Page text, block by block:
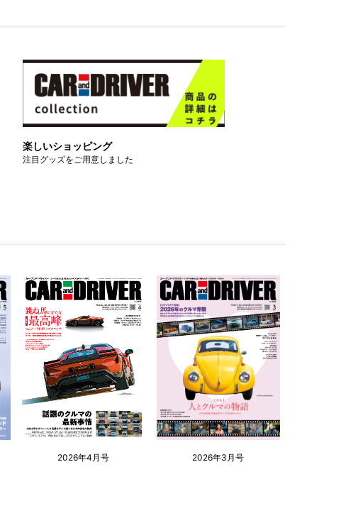
楽しいショッピング
注目グッズをご用意しました
2026年4月号 2026年3月号